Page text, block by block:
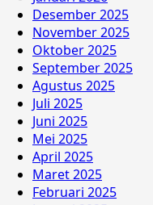
Desember 2025
November 2025
Oktober 2025
September 2025
Agustus 2025
Juli 2025
Juni 2025
Mei 2025
April 2025
Maret 2025
Februari 2025